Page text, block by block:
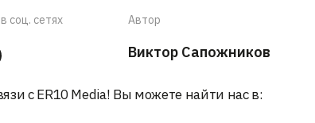
соц. сетях Автор
Виктор Сапожников
с ER10 Media! Вы можете найти нас в: